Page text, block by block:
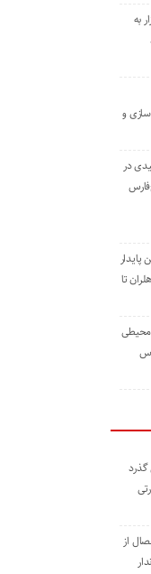
به
و
در
پایدار
تا
از